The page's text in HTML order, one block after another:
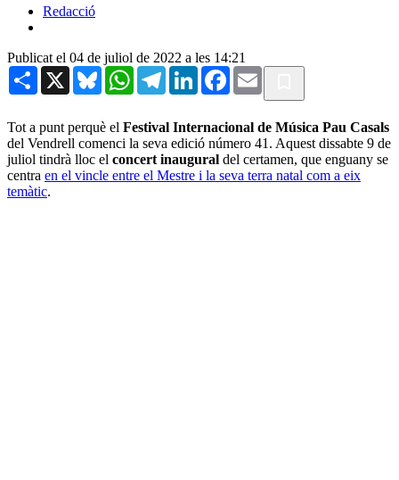
Redacció
Publicat el 04 de juliol de 2022 a les 14:21
Share X BlueskyWhatsAppTelegramLinkedInFacebook
Email
Tot a punt perquè el Festival Internacional de Música Pau Casals
del Vendrell comenci la seva edició número 41. Aquest dissabte 9 de
juliol tindrà lloc el concert inaugural del certamen, que enguany se
centra en el vincle entre el Mestre i la seva terra natal com a eix
temàtic.